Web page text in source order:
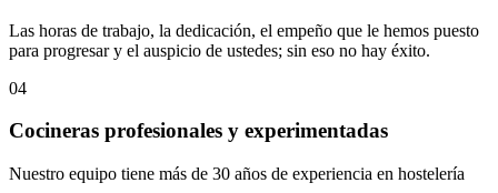
Las horas de trabajo, la dedicación, el empeño que le hemos puesto
para progresar y el auspicio de ustedes; sin eso no hay éxito.
04
Cocineras profesionales y experimentadas
Nuestro equipo tiene más de 30 años de experiencia en hostelería